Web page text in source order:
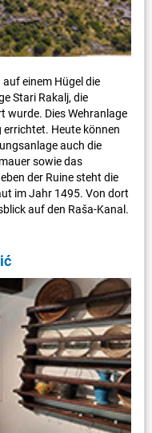
auf einem Hügel die
Stari Rakalj, die
wurde. Dies Wehranlage
errichtet. Heute können
auch die
sowie das
der Ruine steht die
im Jahr 1495. Von dort
auf den Raša-Kanal.